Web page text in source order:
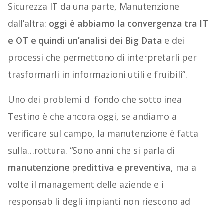
Sicurezza IT da una parte, Manutenzione
dall’altra: oggi è abbiamo la convergenza tra IT
e OT e quindi un’analisi dei Big Data e dei
processi che permettono di interpretarli per
trasformarli in informazioni utili e fruibili”.
Uno dei problemi di fondo che sottolinea
Testino è che ancora oggi, se andiamo a
verificare sul campo, la manutenzione è fatta
sulla…rottura. “Sono anni che si parla di
manutenzione predittiva e preventiva, ma a
volte il management delle aziende e i
responsabili degli impianti non riescono ad